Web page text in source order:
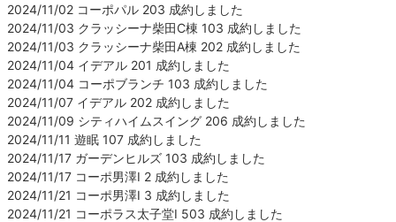
2024/11/02 コーポパル 203 成約しました
2024/11/03 クラッシーナ柴田C棟 103 成約しました
2024/11/03 クラッシーナ柴田A棟 202 成約しました
2024/11/04 イデアル 201 成約しました
2024/11/04 コーポブランチ 103 成約しました
2024/11/07 イデアル 202 成約しました
2024/11/09 シティハイムスイング 206 成約しました
2024/11/11 遊眠 107 成約しました
2024/11/17 ガーデンヒルズ 103 成約しました
2024/11/17 コーポ男澤Ⅰ 2 成約しました
2024/11/21 コーポ男澤Ⅰ 3 成約しました
2024/11/21 コーポラス太子堂Ⅰ 503 成約しました